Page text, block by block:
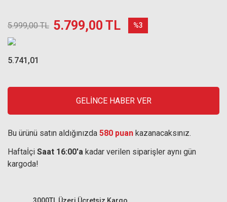
5.999,00 TL 5.799,00 TL %3
5.741,01
GELİNCE HABER VER
Bu ürünü satın aldığınızda 580 puan kazanacaksınız.
Haftaİçi Saat 16:00'a kadar verilen siparişler aynı gün
kargoda!
3000TL Üzeri Ücretsiz Kargo